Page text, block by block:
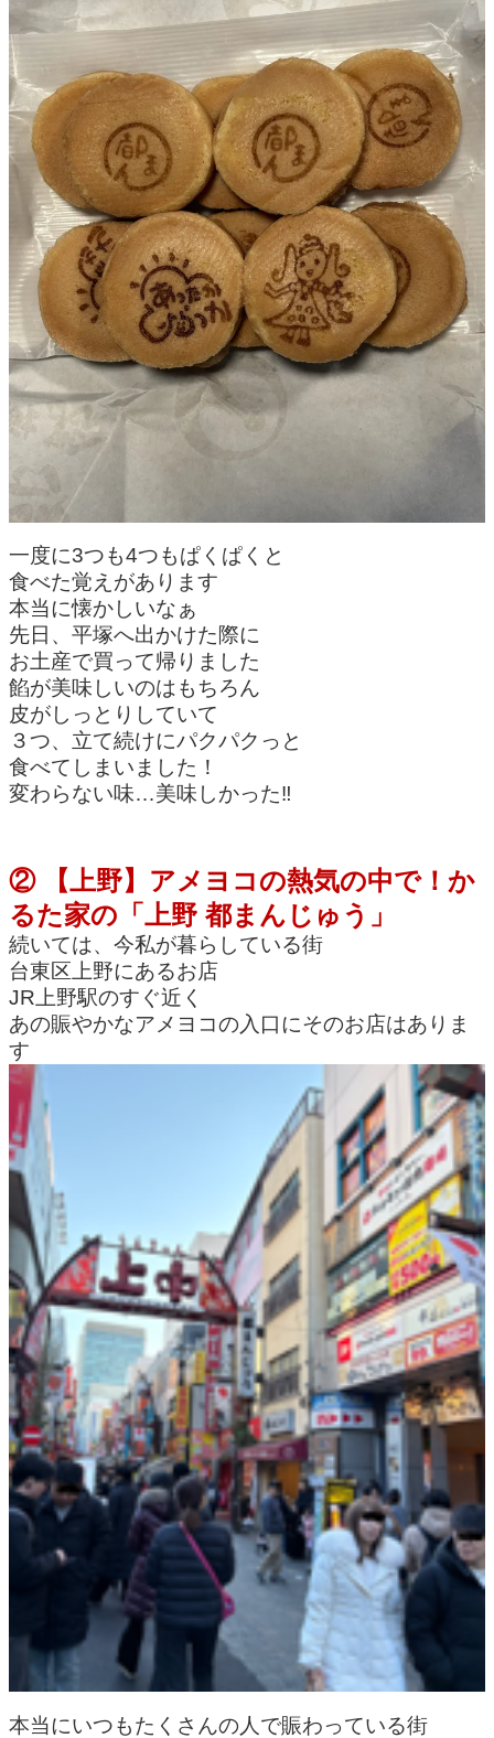
一度に3つも4つもぱくぱくと
食べた覚えがあります
本当に懐かしいなぁ
先日、平塚へ出かけた際に
お土産で買って帰りました
餡が美味しいのはもちろん
皮がしっとりしていて
３つ、立て続けにパクパクっと
食べてしまいました！
変わらない味…美味しかった‼
② 【上野】アメヨコの熱気の中で！か
るた家の「上野 都まんじゅう」
続いては、今私が暮らしている街
台東区上野にあるお店
JR上野駅のすぐ近く
あの賑やかなアメヨコの入口にそのお店はありま
す
本当にいつもたくさんの人で賑わっている街